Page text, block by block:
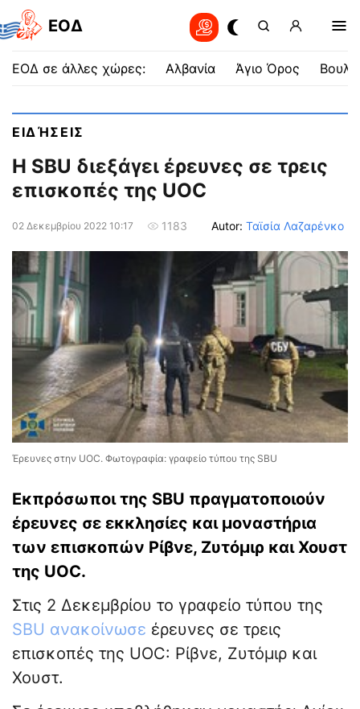
EOΔ
ΕΟΔ σε άλλες χώρες: Αλβανία Άγιο Όρος
ΕΙΔΉΣΕΙΣ
Η SBU διεξάγει έρευνες σε τρεις
επισκοπές της UOC
02 Δεκεμβρίου 2022 10:17 1183 Autor: Ταϊσία Λαζαρένκο
Έρευνες στην UOC. Φωτογραφία: γραφείο τύπου της SBU
Εκπρόσωποι της SBU πραγματοποιούν
έρευνες σε εκκλησίες και μοναστήρια
των επισκοπών Ρίβνε, Ζυτόμιρ και Χουστ
της UOC.
Στις 2 Δεκεμβρίου το γραφείο τύπου της
SBU ανακοίνωσε έρευνες σε τρεις
επισκοπές της UOC: Ρίβνε, Ζυτόμιρ και
Χουστ.